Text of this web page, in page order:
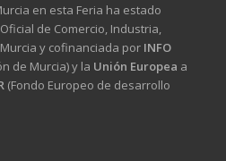
en esta Feria ha estado
de Comercio, Industria,
y cofinanciada por INFO
de Murcia) y la Unión Europea a
(Fondo Europeo de desarrollo